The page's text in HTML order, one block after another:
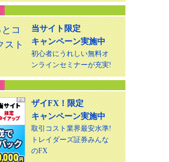
当サイト限定
キャンペーン実施中
初心者にうれしい無料オ
ンラインセミナーが充実!
ザイFX！限定
キャンペーン実施中
取引コスト業界最安水準!
トレイダーズ証券みんな
のFX